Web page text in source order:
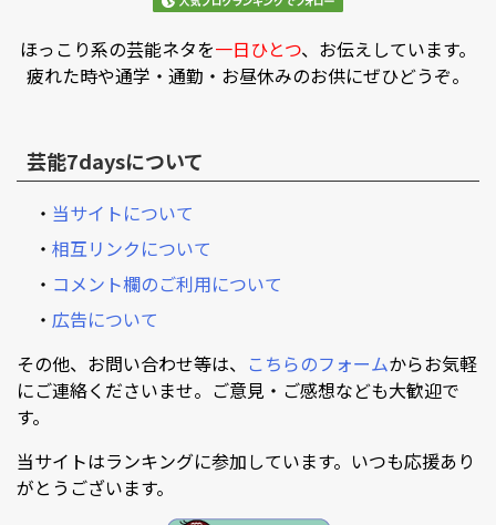
ほっこり系の芸能ネタを一日ひとつ、お伝えしています。
疲れた時や通学・通勤・お昼休みのお供にぜひどうぞ。
芸能7daysについて
・ 当サイトについて
・ 相互リンクについて
・ コメント欄のご利用について
・ 広告について
その他、お問い合わせ等は、 こちらのフォームからお気軽
にご連絡くださいませ。ご意見・ご感想なども大歓迎で
す。
当サイトはランキングに参加しています。いつも応援あり
がとうございます。